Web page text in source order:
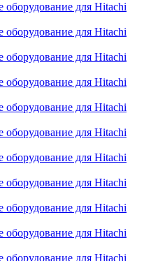
оборудование для Hitachi
оборудование для Hitachi
оборудование для Hitachi
оборудование для Hitachi
оборудование для Hitachi
оборудование для Hitachi
оборудование для Hitachi
оборудование для Hitachi
оборудование для Hitachi
оборудование для Hitachi
оборудование для Hitachi